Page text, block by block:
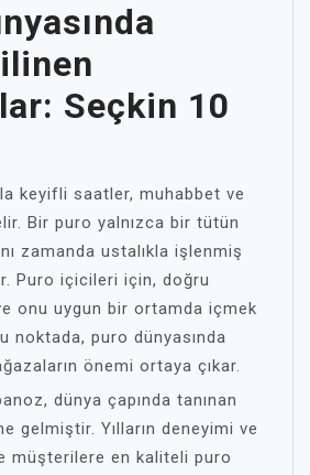
Seçkin 10
keyifli saatler, muhabbet ve
Bir puro yalnızca bir tütün
zamanda ustalıkla işlenmiş
Puro içicileri için, doğru
onu uygun bir ortamda içmek
noktada, puro dünyasında
önemi ortaya çıkar.
dünya çapında tanınan
gelmiştir. Yılların deneyimi ve
müşterilere en kaliteli puro